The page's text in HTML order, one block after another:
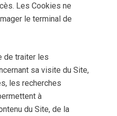
Les Cookies ne
le terminal de
de traiter les
sa visite du Site,
les recherches
à
du Site, de la